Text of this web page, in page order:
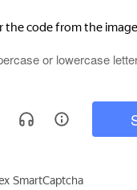
до -70%